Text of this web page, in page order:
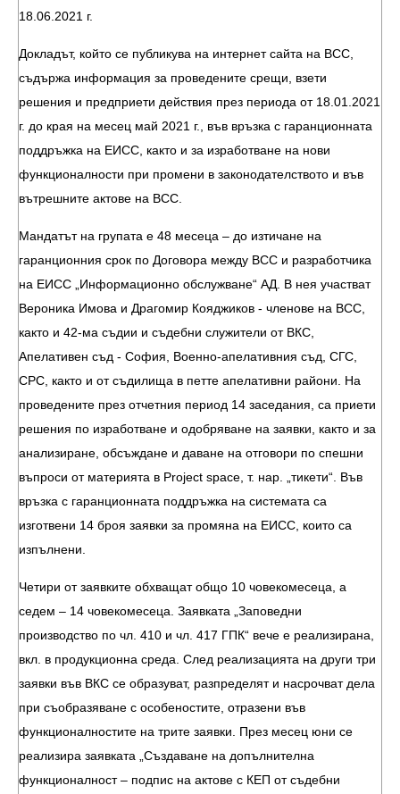
18.06.2021 г.
Докладът, който се публикува на интернет сайта на ВСС,
съдържа информация за проведените срещи, взети
решения и предприети действия през периода от 18.01.2021
г. до края на месец май 2021 г., във връзка с гаранционната
поддръжка на ЕИСС, както и за изработване на нови
функционалности при промени в законодателството и във
вътрешните актове на ВСС.
Мандатът на групата е 48 месеца – до изтичане на
гаранционния срок по Договора между ВСС и разработчика
на ЕИСС „Информационно обслужване“ АД. В нея участват
Вероника Имова и Драгомир Кояджиков - членове на ВСС,
както и 42-ма съдии и съдебни служители от ВКС,
Апелативен съд - София, Военно-апелативния съд, СГС,
СРС, както и от съдилища в петте апелативни райони. На
проведените през отчетния период 14 заседания, са приети
решения по изработване и одобряване на заявки, както и за
анализиране, обсъждане и даване на отговори по спешни
въпроси от материята в Project space, т. нар. „тикети“. Във
връзка с гаранционната поддръжка на системата са
изготвени 14 броя заявки за промяна на ЕИСС, които са
изпълнени.
Четири от заявките обхващат общо 10 човекомесеца, а
седем – 14 човекомесеца. Заявката „Заповедни
производство по чл. 410 и чл. 417 ГПК“ вече е реализирана,
вкл. в продукционна среда. След реализацията на други три
заявки във ВКС се образуват, разпределят и насрочват дела
при съобразяване с особеностите, отразени във
функционалностите на трите заявки. През месец юни се
реализира заявката „Създаване на допълнителна
функционалност – подпис на актове с КЕП от съдебни